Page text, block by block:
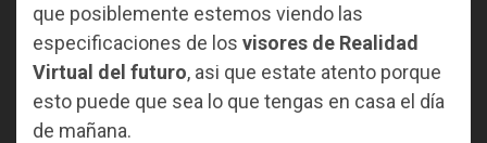
que posiblemente estemos viendo las
especificaciones de los visores de Realidad
Virtual del futuro, asi que estate atento porque
esto puede que sea lo que tengas en casa el día
de mañana.